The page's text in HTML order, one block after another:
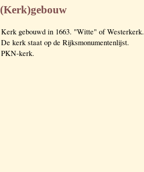
(Kerk)gebouw
Kerk gebouwd in 1663. "Witte" of Westerkerk.
De kerk staat op de Rijksmonumentenlijst.
PKN-kerk.